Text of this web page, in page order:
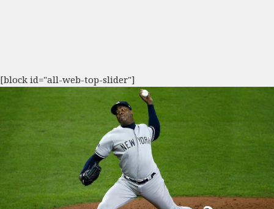
[block id="all-web-top-slider"]